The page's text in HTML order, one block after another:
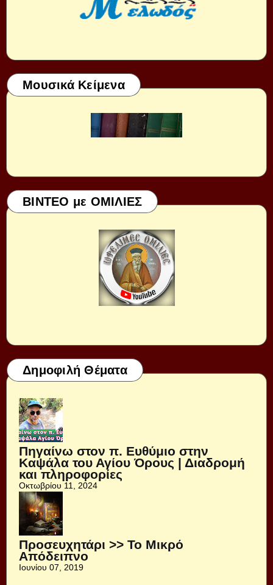
Μουσικά Κείμενα
ΒΙΝΤΕΟ με ΟΜΙΛΙΕΣ
Δημοφιλή Θέματα
Πηγαίνω στον π. Ευθύμιο στην
Καψάλα του Αγίου Όρους | Διαδρομή
και πληροφορίες
Οκτωβρίου 11, 2024
Προσευχητάρι >> Το Μικρό
Απόδειπνο
Ιουνίου 07, 2019